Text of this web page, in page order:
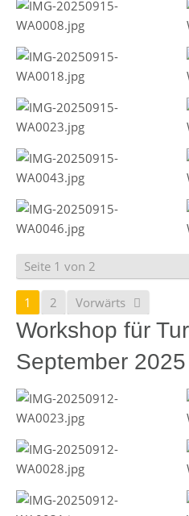
Seite 1 von 2
1 2 Vorwärts
Workshop für
September 2025